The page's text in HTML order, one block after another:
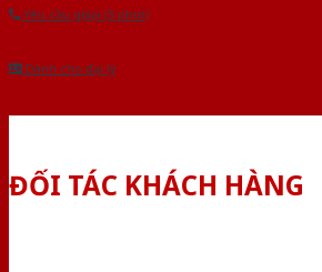
Yêu cầu gọi lại (3 phút)
Dành cho đại lý
ĐỐI TÁC KHÁCH HÀNG